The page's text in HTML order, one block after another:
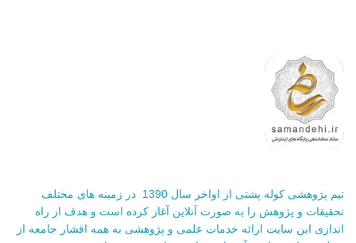
تیم پژوهشی کوله پشتی از اواخر سال 1390 در زمینه های مختلف
تحقیقات و پژوهش را به صورت آنلاین آغاز کرده است و هدف از راه
اندازی این سایت ارائه خدمات علمی و پژوهشی به همه اقشار جامعه از